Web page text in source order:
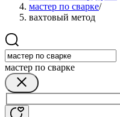
мастер по сварке/
вахтовый метод
мастер по сварке